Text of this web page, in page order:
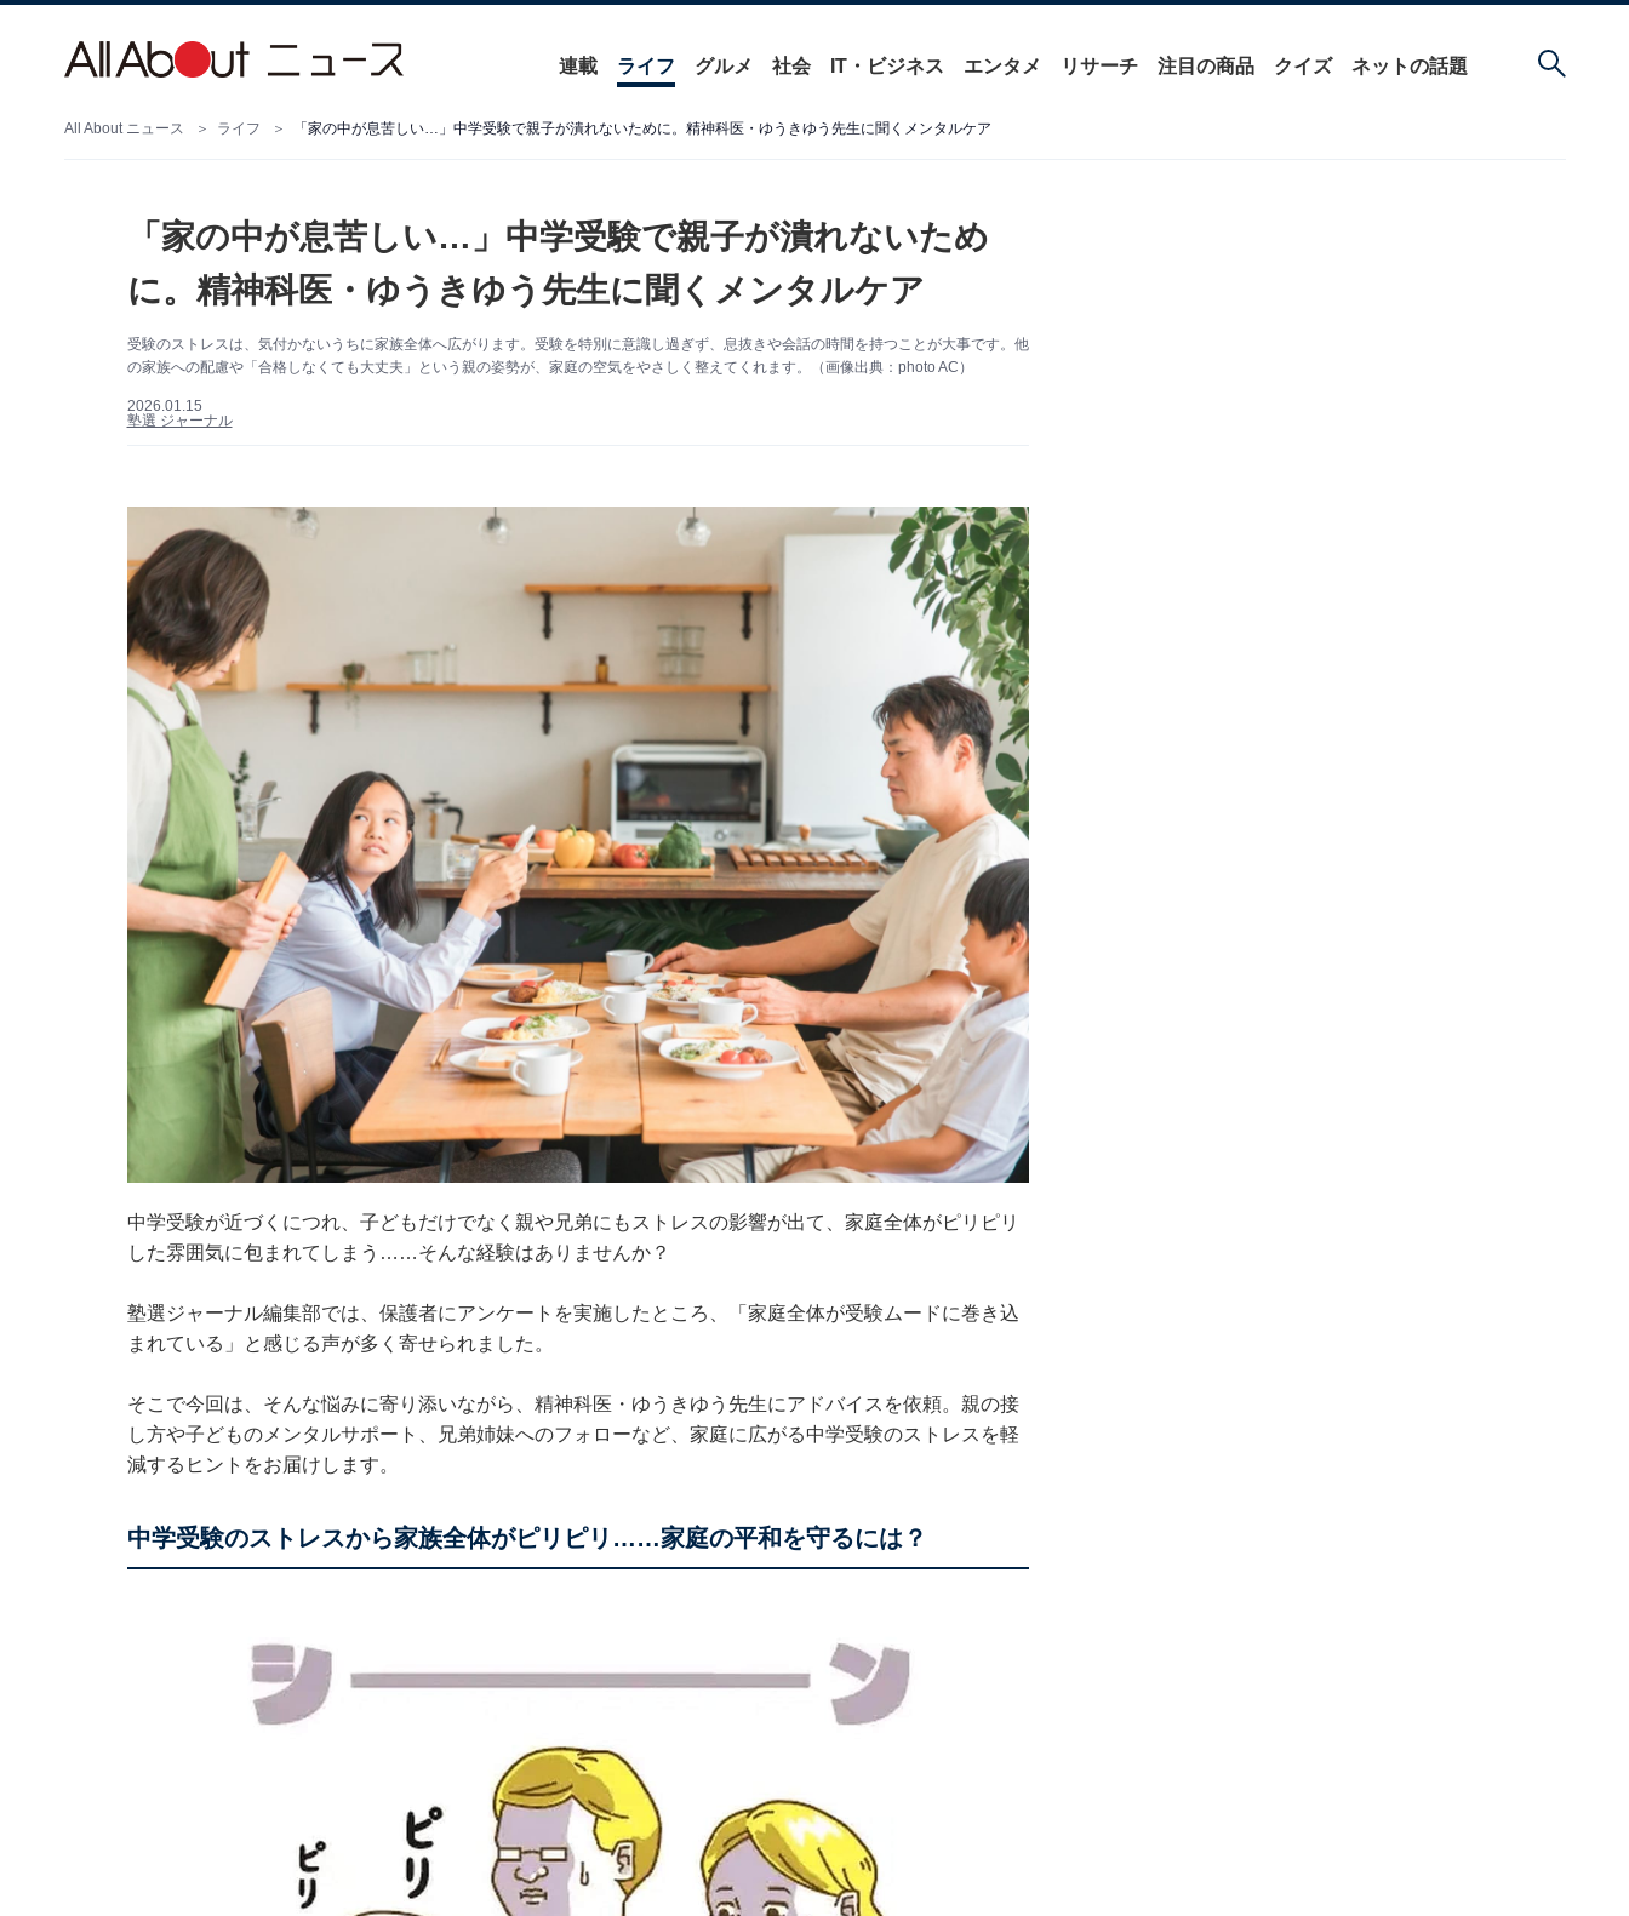
連載 ライフ グルメ 社会 IT・ビジネス エンタメ リサーチ 注目の商品 クイズ ネットの話題
All About ニュース ライフ 「家の中が息苦しい…」中学受験で親子が潰れないために。精神科医・ゆうきゆう先生に聞くメンタルケア
「家の中が息苦しい…」中学受験で親子が潰れないため
に。精神科医・ゆうきゆう先生に聞くメンタルケア
受験のストレスは、気付かないうちに家族全体へ広がります。受験を特別に意識し過ぎず、息抜きや会話の時間を持つことが大事です。他
の家族への配慮や「合格しなくても大丈夫」という親の姿勢が、家庭の空気をやさしく整えてくれます。（画像出典：photo AC）
2026.01.15
塾選 ジャーナル
中学受験が近づくにつれ、子どもだけでなく親や兄弟にもストレスの影響が出て、家庭全体がピリピリ
した雰囲気に包まれてしまう……そんな経験はありませんか？
塾選ジャーナル編集部では、保護者にアンケートを実施したところ、「家庭全体が受験ムードに巻き込
まれている」と感じる声が多く寄せられました。
そこで今回は、そんな悩みに寄り添いながら、精神科医・ゆうきゆう先生にアドバイスを依頼。親の接
し方や子どものメンタルサポート、兄弟姉妹へのフォローなど、家庭に広がる中学受験のストレスを軽
減するヒントをお届けします。
中学受験のストレスから家族全体がピリピリ……家庭の平和を守るには？